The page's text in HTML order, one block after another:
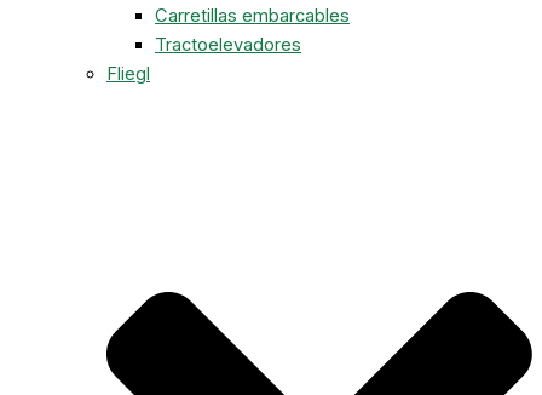
Carretillas embarcables
Tractoelevadores
Fliegl